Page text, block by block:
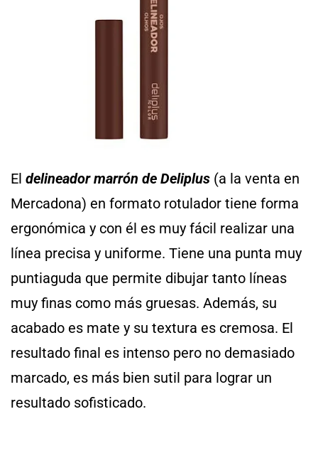
El delineador marrón de Deliplus (a la venta en
Mercadona) en formato rotulador tiene forma
ergonómica y con él es muy fácil realizar una
línea precisa y uniforme. Tiene una punta muy
puntiaguda que permite dibujar tanto líneas
muy finas como más gruesas. Además, su
acabado es mate y su textura es cremosa. El
resultado final es intenso pero no demasiado
marcado, es más bien sutil para lograr un
resultado sofisticado.